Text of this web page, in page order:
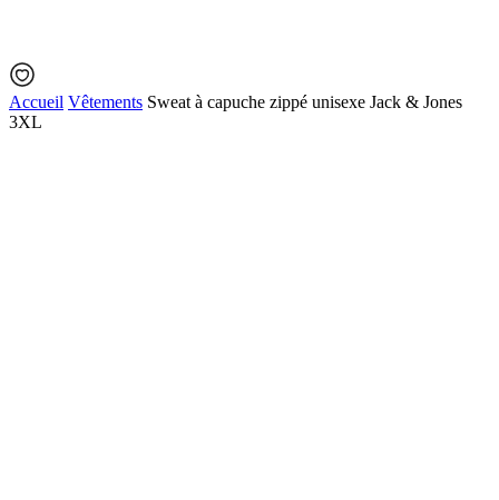
Accueil Vêtements Sweat à capuche zippé unisexe Jack & Jones
3XL